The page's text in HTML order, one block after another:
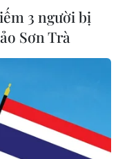
3 người bị
Sơn Trà